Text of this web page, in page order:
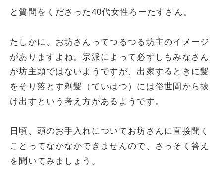
と質問をくださった40代女性ろーたすさん。
たしかに、お坊さんってつるつる坊主のイメージ
がありますよね。宗派によって必ずしもみなさん
が坊主頭ではないようですが、出家するときに髪
をそり落とす剃髪（ていはつ）には俗世間から抜
け出すという考え方があるようです。
日頃、頭のお手入れについてお坊さんに直接聞く
ことってなかなかできませんので、さっそく答え
を聞いてみましょう。